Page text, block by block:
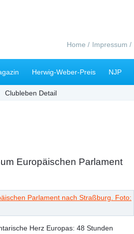
Navigation
Home Impressum
Herwig-Weber-Preis NJP
Clubleben Detail
Europäischen Parlament
Herz Europas: 48 Stunden